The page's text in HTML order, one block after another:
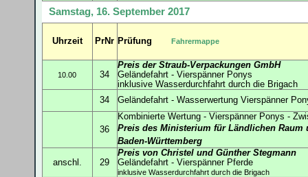
Samstag, 16. September 2017
Uhrzeit PrNr Prüfung Fahrermappe
10.00 34
Preis der Straub-Verpackungen GmbH
Geländefahrt - Vierspänner Ponys
inklusive Wasserdurchfahrt durch die Brigach
34
Geländefahrt - Wasserwertung Vierspänner
36
Kombinierte Wertung - Vierspänner Ponys -
Preis des Ministerium für Ländlichen Raum
Baden-Württemberg
anschl. 29
Preis von Christel und Günther Stegmann
Geländefahrt - Vierspänner Pferde
inklusive Wasserdurchfahrt durch die Brigach